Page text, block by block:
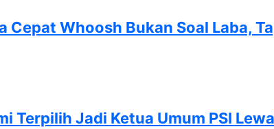
Cepat Whoosh Bukan Soal Laba,
Terpilih Jadi Ketua Umum PSI